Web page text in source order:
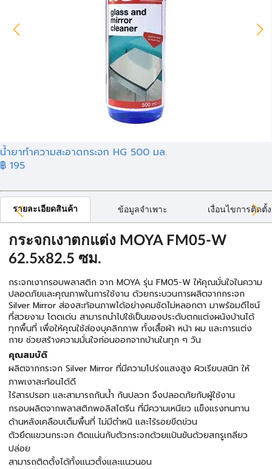
น้ำยาทำความสะอาดกระจก HG 500 มล.
฿ 195
รายละเอียดสินค้า ข้อมูลจำเพาะ เงื่อนไขการติดตั้ง
กระจกเงาตกแต่ง MOYA FM05-W
62.5x82.5 ซม.
กระจกเงากรอบพลาสติก จาก MOYA รุ่น FM05-W ให้คุณมั่นใจในความ
ปลอดภัยและคุณภาพในการใช้งาน ด้วยกระบวนการผลิตจากกระจก
Silver Mirror ส่องสะท้อนภาพได้อย่างคมชัดไม่หลอกตา มาพร้อมดีไซน์
ที่สวยงาม โดดเด่น สามารถนำไปใช้เป็นของประดับตกแต่งผนังบ้านได้
ทุกพื้นที่ เพื่อให้คุณใช้ส่องบุคลิกภาพ ทั้งเสื้อผ้า หน้า ผม และการแต่ง
กาย ช่วยสร้างความมั่นใจก่อนออกจากบ้านในทุก ๆ วัน
คุณสมบัติ
ผลิตจากกระจก Silver Mirror ที่มีความโปร่งแสงสูง ผิวเรียบสนิท ให้
ภาพเงาสะท้อนได้ดี
ไร้สารปรอท และสามารถกันน้ำ กันปลวก จึงปลอดภัยกับผู้ใช้งาน
กรอบผลิตจากพลาสติกพอลิสไตรีน ที่มีความเหนียว แข็งแรงทนทาน
ด้านหลังเคลือบเต็มพื้นที่ ไม่มีตำหนิ และไร้รอยขีดข่วน
ตัวยึดแขวนกระจก ติดแน่นกับตัวกระจกด้วยแป้นขันด้วยสกรูเกลียว
ปล่อย
สามารถติดตั้งได้ทั้งแนวตั้งและแนวนอน